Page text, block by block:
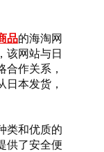
品的海淘网
该网站与日
作关系，
本发货，
类和优质的
供了安全便